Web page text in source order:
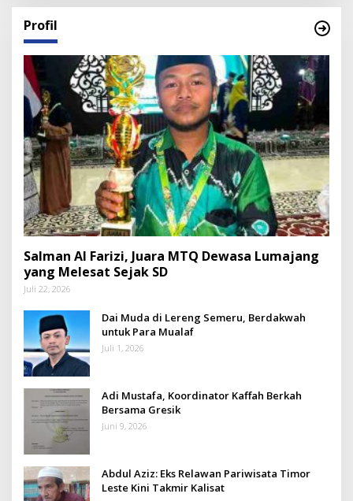
Profil
Salman Al Farizi, Juara MTQ Dewasa Lumajang
yang Melesat Sejak SD
Juli 22, 2026
Dai Muda di Lereng Semeru, Berdakwah
untuk Para Mualaf
Juli 1, 2026
Adi Mustafa, Koordinator Kaffah Berkah
Bersama Gresik
Juni 9, 2026
Abdul Aziz: Eks Relawan Pariwisata Timor
Leste Kini Takmir Kalisat